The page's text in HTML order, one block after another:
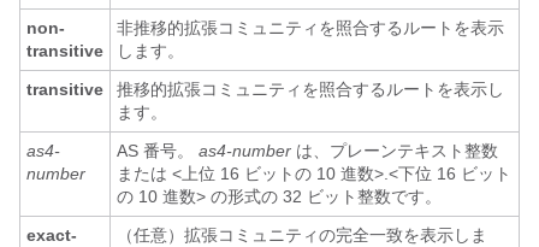
non-
transitive
非推移的拡張コミュニティを照合するルートを表示
します。
transitive
推移的拡張コミュニティを照合するルートを表示し
ます。
as4-
number
AS 番号。 as4-number は、プレーンテキスト整数
または <上位 16 ビットの 10 進数>.<下位 16 ビット
の 10 進数> の形式の 32 ビット整数です。
exact-
（任意）拡張コミュニティの完全一致を表示しま